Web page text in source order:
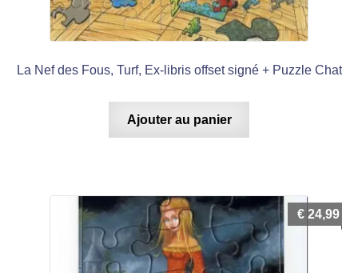
La Nef des Fous, Turf, Ex-libris offset signé + Puzzle Chat
Ajouter au panier
€ 24,99